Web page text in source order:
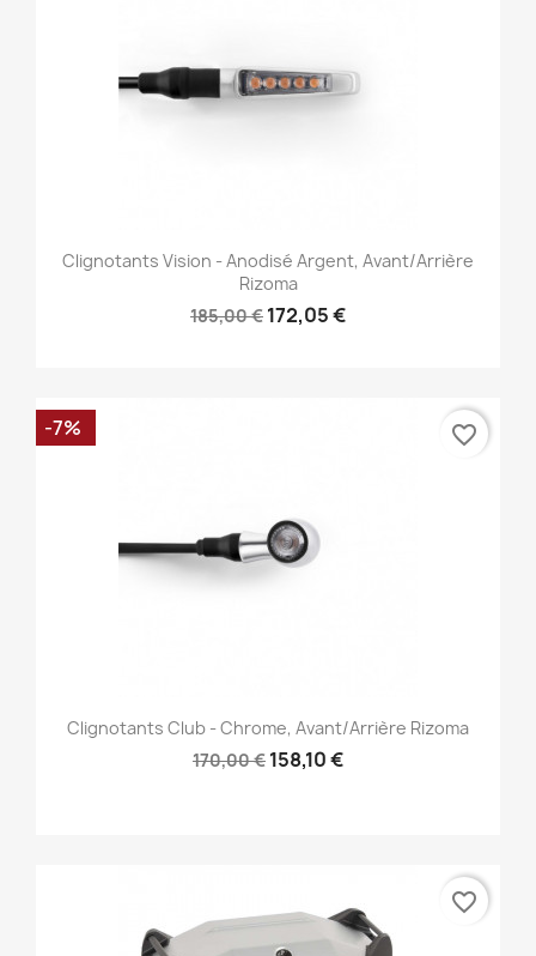
Clignotants Vision - Anodisé Argent, Avant/Arrière
Rizoma
185,00 € 172,05 €
Clignotants Club - Chrome, Avant/Arrière Rizoma
170,00 € 158,10 €
-7% favorite_border
favorite_border